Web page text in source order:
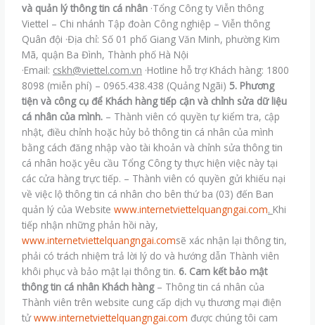
và quản lý thông tin cá nhân ·Tổng Công ty Viễn thông
Viettel – Chi nhánh Tập đoàn Công nghiệp – Viễn thông
Quân đội ·Địa chỉ: Số 01 phố Giang Văn Minh, phường Kim
Mã, quận Ba Đình, Thành phố Hà Nội
·Email: cskh@viettel.com.vn ·Hotline hỗ trợ Khách hàng: 1800
8098 (miễn phí) – 0965.438.438 (Quảng Ngãi) 5. Phương
tiện và công cụ để Khách hàng tiếp cận và chỉnh sửa dữ liệu
cá nhân của mình. – Thành viên có quyền tự kiểm tra, cập
nhật, điều chỉnh hoặc hủy bỏ thông tin cá nhân của mình
bằng cách đăng nhập vào tài khoản và chỉnh sửa thông tin
cá nhân hoặc yêu cầu Tổng Công ty thực hiện việc này tại
các cửa hàng trực tiếp. – Thành viên có quyền gửi khiếu nại
về việc lộ thông tin cá nhân cho bên thứ ba (03) đến Ban
quản lý của Websitewww.internetviettelquangngai.com. Khi
tiếp nhận những phản hồi này,
www.internetviettelquangngai.comsẽ xác nhận lại thông tin,
phải có trách nhiệm trả lời lý do và hướng dẫn Thành viên
khôi phục và bảo mật lại thông tin. 6. Cam kết bảo mật
thông tin cá nhân Khách hàng– Thông tin cá nhân của
Thành viên trên website cung cấp dịch vụ thương mại điện
tửwww.internetviettelquangngai.com được chúng tôi cam